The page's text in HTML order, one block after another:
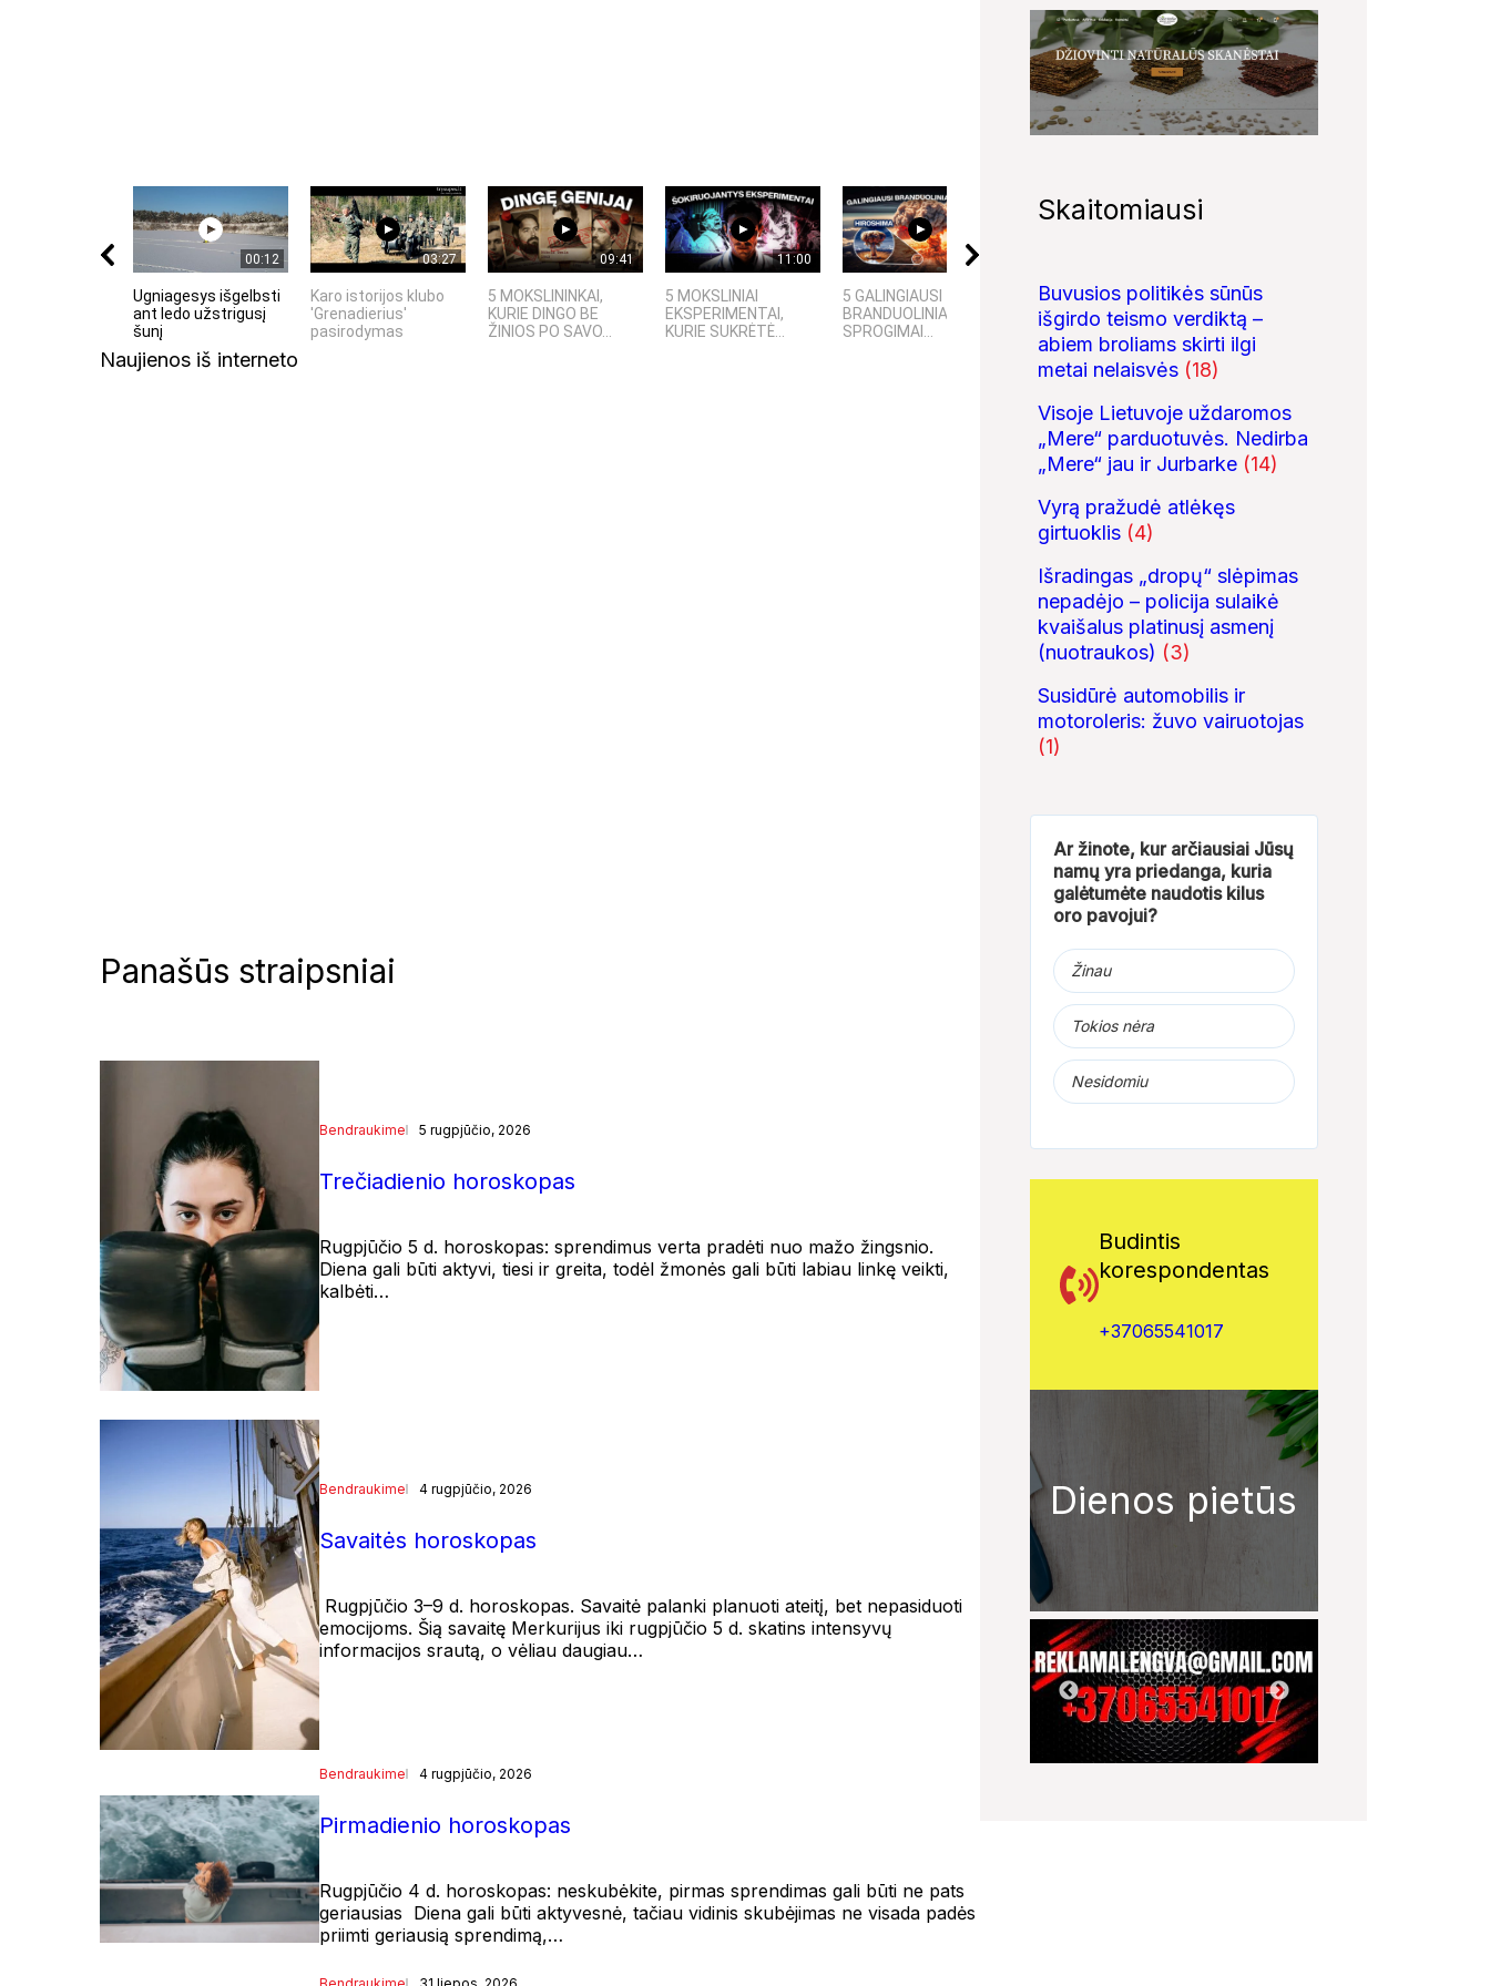
00:12
Ugniagesys išgelbsti
ant ledo užstrigusį
šunį
03:27
Karo istorijos klubo
'Grenadierius'
pasirodymas
09:41
5 MOKSLININKAI,
KURIE DINGO BE
ŽINIOS PO SAVO...
11:00
5 MOKSLINIAI
EKSPERIMENTAI,
KURIE SUKRĖTĖ...
09:20
5 GALINGIAUSI
BRANDUOLINIAI
SPROGIMAI...
Gaisras įmonėje
„Jurbarkų mėsa“
Narkotikų platintojo
sulaikymas Jurbarke
Naujienos iš interneto
Panašūs straipsniai
Bendraukime 5 rugpjūčio, 2026
Trečiadienio horoskopas
Rugpjūčio 5 d. horoskopas: sprendimus verta pradėti nuo mažo žingsnio.
Diena gali būti aktyvi, tiesi ir greita, todėl žmonės gali būti labiau linkę veikti,
kalbėti…
Bendraukime 4 rugpjūčio, 2026
Savaitės horoskopas
Rugpjūčio 3–9 d. horoskopas. Savaitė palanki planuoti ateitį, bet nepasiduoti
emocijoms. Šią savaitę Merkurijus iki rugpjūčio 5 d. skatins intensyvų
informacijos srautą, o vėliau daugiau…
Bendraukime 4 rugpjūčio, 2026
Pirmadienio horoskopas
Rugpjūčio 4 d. horoskopas: neskubėkite, pirmas sprendimas gali būti ne pats
geriausias Diena gali būti aktyvesnė, tačiau vidinis skubėjimas ne visada padės
priimti geriausią sprendimą,…
Skaitomiausi
Buvusios politikės sūnūs
išgirdo teismo verdiktą –
abiem broliams skirti ilgi
metai nelaisvės (18)
Visoje Lietuvoje uždaromos
„Mere“ parduotuvės. Nedirba
„Mere“ jau ir Jurbarke (14)
Vyrą pražudė atlėkęs
girtuoklis (4)
Išradingas „dropų“ slėpimas
nepadėjo – policija sulaikė
kvaišalus platinusį asmenį
(nuotraukos) (3)
Susidūrė automobilis ir
motoroleris: žuvo vairuotojas
(1)
Ar žinote, kur arčiausiai Jūsų
namų yra priedanga, kuria
galėtumėte naudotis kilus
oro pavojui?
Žinau
Tokios nėra
Nesidomiu
Budintis
korespondentas
+37065541017
Dienos pietūs